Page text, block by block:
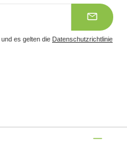
es gelten die Datenschutzrichtlinie